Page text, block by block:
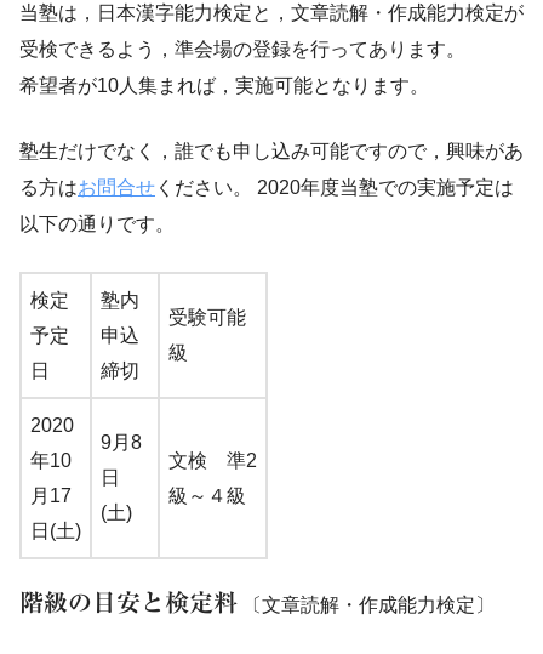
当塾は，日本漢字能力検定と，文章読解・作成能力検定が
受検できるよう，準会場の登録を行ってあります。
希望者が10人集まれば，実施可能となります。
塾生だけでなく，誰でも申し込み可能ですので，興味があ
る方はお問合せ ください。 2020年度当塾での実施予定は
以下の通りです。
検定
予定
日
塾内
申込
締切
受験可能
級
2020
年10
月17
日(土)
9月8
日
(土)
文検 準2
級～４級
階級の目安と検定料 〔文章読解・作成能力検定〕